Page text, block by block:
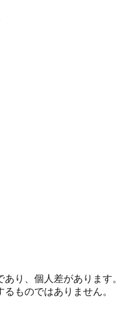
り、個人差があります。
ものではありません。